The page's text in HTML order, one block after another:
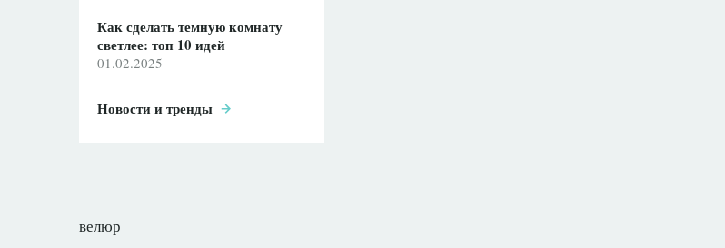
Как сделать темную комнату
светлее: топ 10 идей
01.02.2025
Новости и тренды
велюр